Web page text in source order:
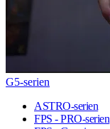
G5-serien
ASTRO-serien
FPS - PRO-serien